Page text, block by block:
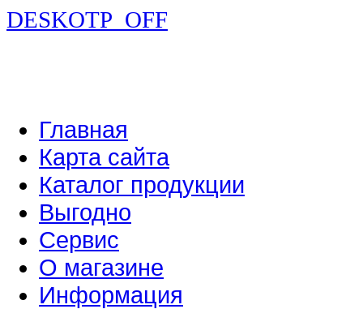
DESKOTP_OFF
Главная
Карта сайта
Каталог продукции
Выгодно
Сервис
О магазине
Информация